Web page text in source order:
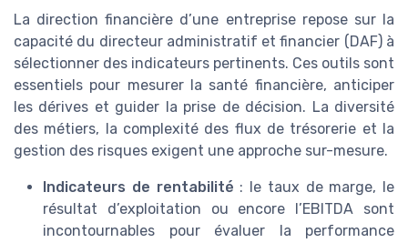
La direction financière d’une entreprise repose sur la
capacité du directeur administratif et financier (DAF) à
sélectionner des indicateurs pertinents. Ces outils sont
essentiels pour mesurer la santé financière, anticiper
les dérives et guider la prise de décision. La diversité
des métiers, la complexité des flux de trésorerie et la
gestion des risques exigent une approche sur-mesure.
Indicateurs de rentabilité : le taux de marge, le
résultat d’exploitation ou encore l’EBITDA sont
incontournables pour évaluer la performance